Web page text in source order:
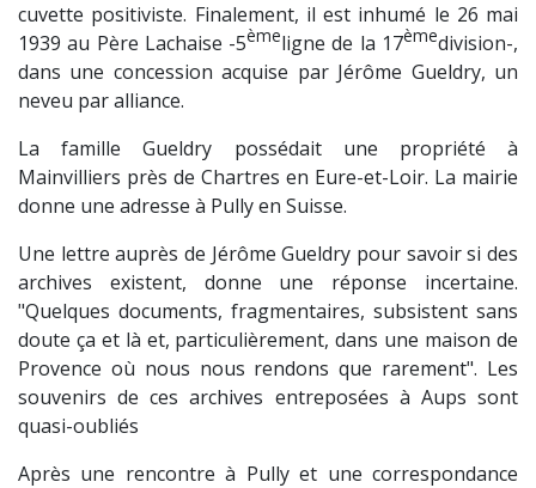
cuvette positiviste. Finalement, il est inhumé le 26 mai
1939 au Père Lachaise -5èmeligne de la 17èmedivision-,
dans une concession acquise par Jérôme Gueldry, un
neveu par alliance.
La famille Gueldry possédait une propriété à
Mainvilliers près de Chartres en Eure-et-Loir. La mairie
donne une adresse à Pully en Suisse.
Une lettre auprès de Jérôme Gueldry pour savoir si des
archives existent, donne une réponse incertaine.
"Quelques documents, fragmentaires, subsistent sans
doute ça et là et, particulièrement, dans une maison de
Provence où nous nous rendons que rarement". Les
souvenirs de ces archives entreposées à Aups sont
quasi-oubliés
Après une rencontre à Pully et une correspondance